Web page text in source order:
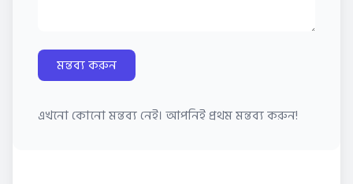
মন্তব্য করুন
এখনো কোনো মন্তব্য নেই। আপনিই প্রথম মন্তব্য করুন!